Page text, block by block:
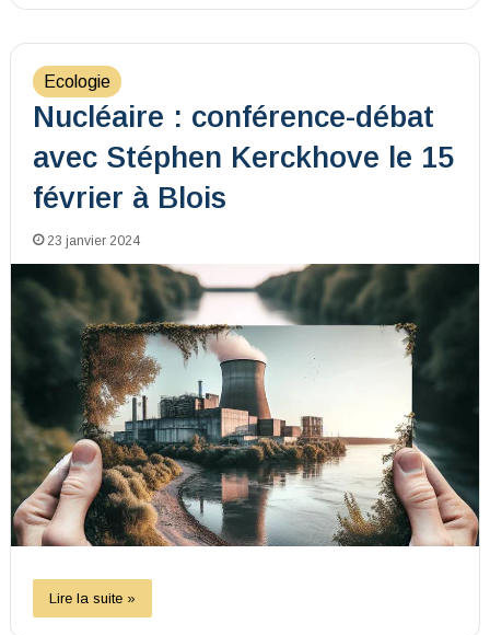
Ecologie
Nucléaire : conférence-débat
avec Stéphen Kerckhove le 15
février à Blois
23 janvier 2024
Lire la suite »